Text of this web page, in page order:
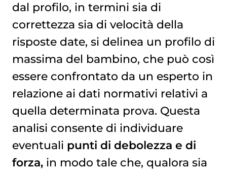
dal profilo, in termini sia di
correttezza sia di velocità della
risposte date, si delinea un profilo di
massima del bambino, che può così
essere confrontato da un esperto in
relazione ai dati normativi relativi a
quella determinata prova. Questa
analisi consente di individuare
eventuali punti di debolezza e di
forza,in modo tale che, qualora sia